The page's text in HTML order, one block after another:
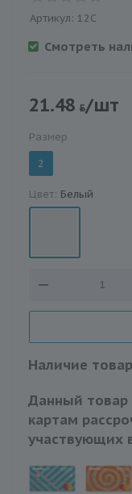
Артикул: 12С
Смотреть
21.48 /шт
Размер
2
Цвет: Белый
Наличие
Данный
картам
участвующих